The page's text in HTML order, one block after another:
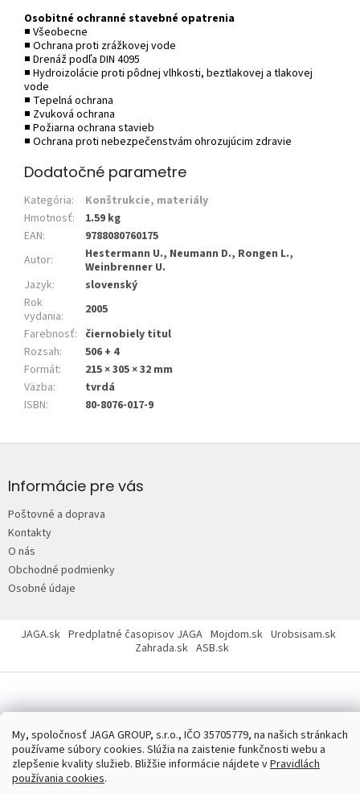
My, spoločnosť JAGA GROUP, s.r.o., IČO 35705779, na našich stránkach
používame súbory cookies. Slúžia na zaistenie funkčnosti webu a
zlepšenie kvality služieb. Bližšie informácie nájdete vPravidlách
používania cookies.
Osobitné ochranné stavebné opatrenia
■ Všeobecne
■ Ochrana proti zrážkovej vode
■ Drenáž podľa DIN 4095
■ Hydroizolácie proti pôdnej vlhkosti, beztlakovej a tlakovej
vode
■ Tepelná ochrana
■ Zvuková ochrana
■ Požiarna ochrana stavieb
■ Ochrana proti nebezpečenstvám ohrozujúcim zdravie
Dodatočné parametre
Kategória:
Konštrukcie, materiály
Hmotnosť:
1.59 kg
EAN:
9788080760175
Autor:
Hestermann U., Neumann D., Rongen L.,
Weinbrenner U.
Jazyk:
slovenský
Rok
vydania:
2005
Farebnosť: čiernobiely titul
Rozsah:
506 + 4
Formát:
215 × 305 × 32 mm
Väzba:
tvrdá
ISBN: 80-8076-017-9
p
e
Informácie pre vás
Poštovné a doprava
Kontakty
O nás
Obchodné podmienky
Osobné údaje
JAGA.sk Predplatné časopisov JAGA Mojdom.sk Urobsisam.sk
Zahrada.sk ASB.sk
Copyright 2026JAGASTORE.sk. Všetky práva vyhradené.Upraviť
nastavenie cookies